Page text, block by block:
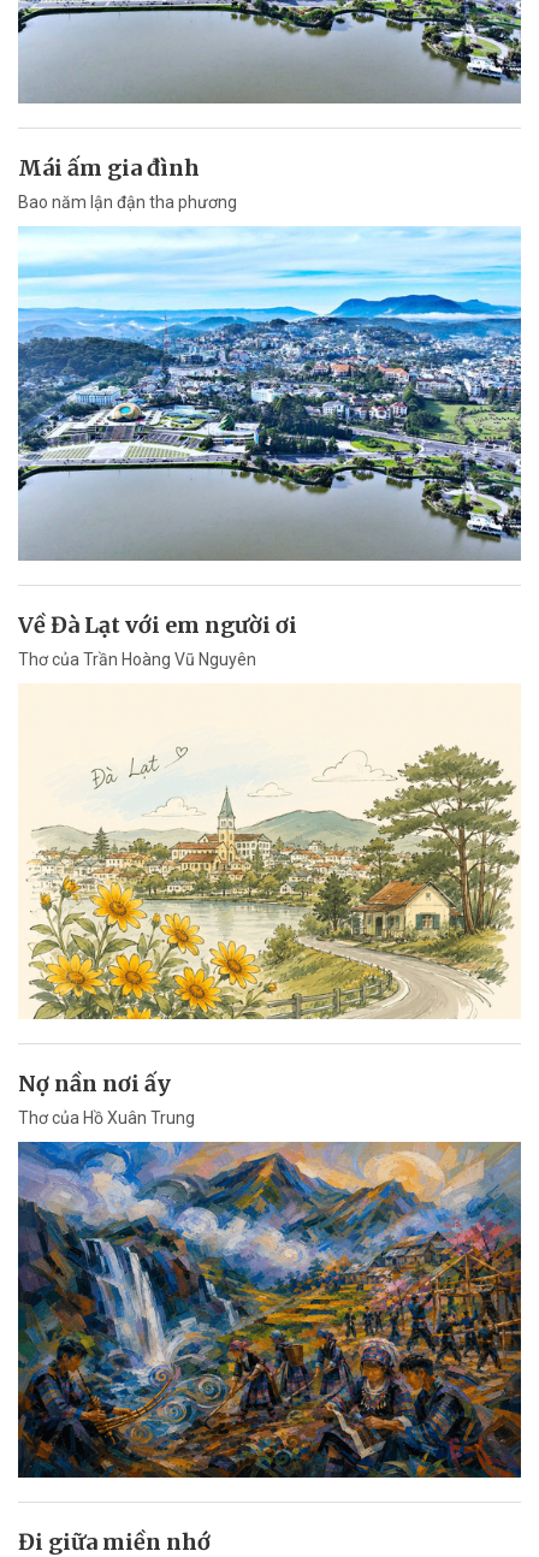
Mái ấm gia đình
Bao năm lận đận tha phương
Về Đà Lạt với em người ơi
Thơ của Trần Hoàng Vũ Nguyên
Nợ nần nơi ấy
Thơ của Hồ Xuân Trung
Đi giữa miền nhớ